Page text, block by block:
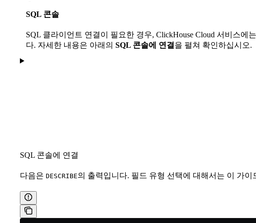
SQL 콘솔
SQL 클라이언트 연결이 필요한 경우, ClickHouse Cloud 서비스에
다. 자세한 내용은 아래의 SQL 콘솔에 연결 을 펼쳐 확인하십시오.
SQL 콘솔에 연결
다음은 DESCRIBE의 출력입니다. 필드 유형 선택에 대해서는 이 가